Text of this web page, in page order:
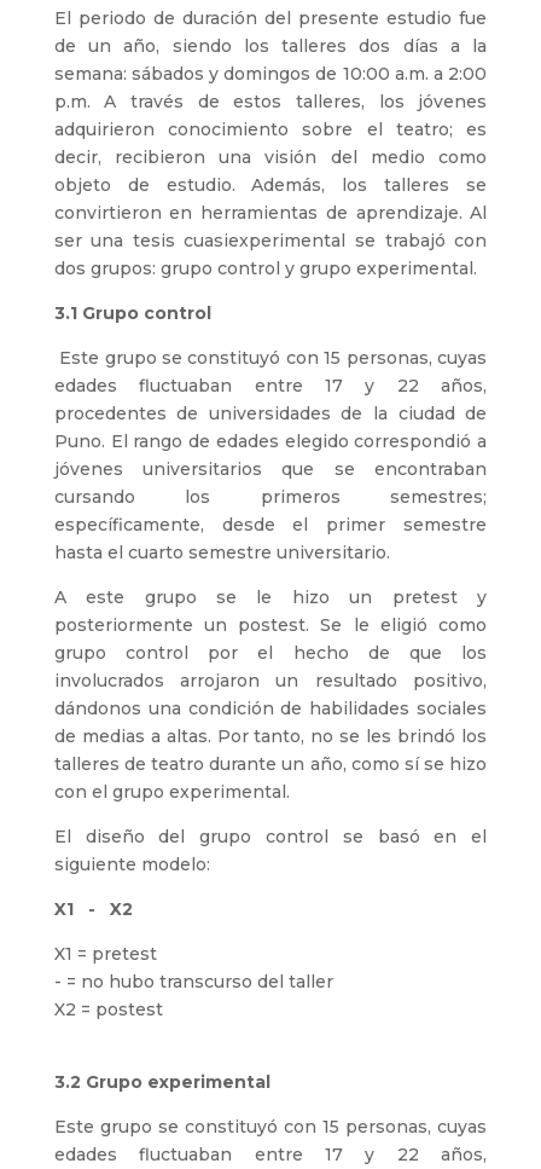
El periodo de duración del presente estudio fue
de un año, siendo los talleres dos días a la
semana: sábados y domingos de 10:00 a.m. a 2:00
p.m. A través de estos talleres, los jóvenes
adquirieron conocimiento sobre el teatro; es
decir, recibieron una visión del medio como
objeto de estudio. Además, los talleres se
convirtieron en herramientas de aprendizaje. Al
ser una tesis cuasiexperimental se trabajó con
dos grupos: grupo control y grupo experimental.
3.1 Grupo control
Este grupo se constituyó con 15 personas, cuyas
edades fluctuaban entre 17 y 22 años,
procedentes de universidades de la ciudad de
Puno. El rango de edades elegido correspondió a
jóvenes universitarios que se encontraban
cursando los primeros semestres;
específicamente, desde el primer semestre
hasta el cuarto semestre universitario.
A este grupo se le hizo un pretest y
posteriormente un postest. Se le eligió como
grupo control por el hecho de que los
involucrados arrojaron un resultado positivo,
dándonos una condición de habilidades sociales
de medias a altas. Por tanto, no se les brindó los
talleres de teatro durante un año, como sí se hizo
con el grupo experimental.
El diseño del grupo control se basó en el
siguiente modelo:
X1 - X2
X1 = pretest
- = no hubo transcurso del taller
X2 = postest
3.2 Grupo experimental
Este grupo se constituyó con 15 personas, cuyas
edades fluctuaban entre 17 y 22 años,